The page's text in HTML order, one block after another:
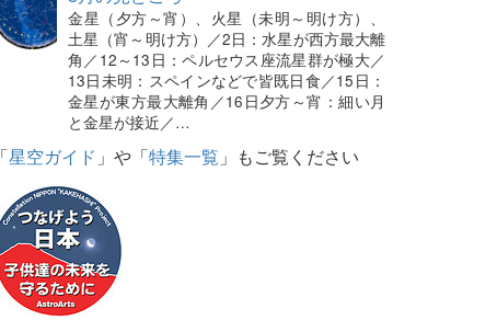
金星（夕方～宵）、火星（未明～明け方）、
土星（宵～明け方）／2日：水星が西方最大離
角／12～13日：ペルセウス座流星群が極大／
13日未明：スペインなどで皆既日食／15日：
金星が東方最大離角／16日夕方～宵：細い月
と金星が接近／…
「星空ガイド 」や「特集一覧 」もご覧ください